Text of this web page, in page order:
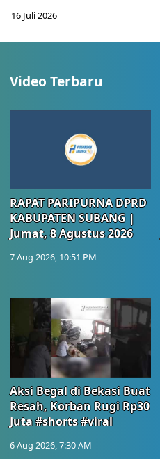
16 Juli 2026
Video Terbaru
RAPAT PARIPURNA DPRD
KABUPATEN SUBANG |
Jumat, 8 Agustus 2026
7 Aug 2026, 10:51 PM
Aksi Begal di Bekasi Buat
Resah, Korban Rugi Rp30
Juta #shorts #viral
6 Aug 2026, 7:30 AM